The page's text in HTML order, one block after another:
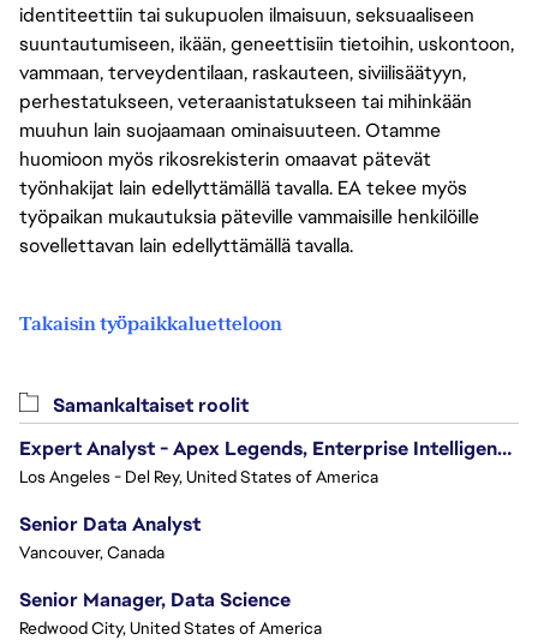
identiteettiin tai sukupuolen ilmaisuun, seksuaaliseen
suuntautumiseen, ikään, geneettisiin tietoihin, uskontoon,
vammaan, terveydentilaan, raskauteen, siviilisäätyyn,
perhestatukseen, veteraanistatukseen tai mihinkään
muuhun lain suojaamaan ominaisuuteen. Otamme
huomioon myös rikosrekisterin omaavat pätevät
työnhakijat lain edellyttämällä tavalla. EA tekee myös
työpaikan mukautuksia päteville vammaisille henkilöille
sovellettavan lain edellyttämällä tavalla.
Takaisin työpaikkaluetteloon
Samankaltaiset roolit
Expert Analyst - Apex Legends, Enterprise Intelligence (EI)
Los Angeles - Del Rey, United States of America
Senior Data Analyst
Vancouver, Canada
Senior Manager, Data Science
Redwood City, United States of America